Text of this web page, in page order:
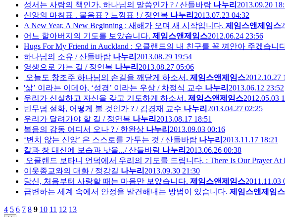
성서는 사람의 책인가, 하나님의 말씀인가 ? / 산들바람 나누리 2013.09.20
신앙의 마침표 . 물음표 ? 느낌표 ! / 정연복 나누리 2013.07.23 04:32
A New Year, A New Beginning : 새해가 오며 새 시작입니다. 제임스앤제임스
어느 할아버지의 기도를 보았습니다. 제임스앤제임스2012.06.24 23:56
Hugs For My Friend in Auckland : 오클랜드의 내 친구를 꼭 껴안아 주겠습니
하나님의 소유 / 산들바람 나누리 2013.08.29 19:54
영생으로 가는 길 / 정연복 나누리 2013.08.27 05:06
오늘도 창조주 하나님의 손길을 깨닫게 하소서. 제임스앤제임스2012.10.27
'삶’ 이라는 이데아, ‘성경’ 이라는 우상 / 차정식 교수 나누리 2013.06.12 23:52
우리가 신실하고 자신을 갖고 기도하게 하소서. 제임스앤제임스2012.05.03
빈무덤 설화, 어떻게 볼 것인가 ? / 김경재 교수 나누리 2013.04.27 02:25
우리가 달려가야 할 길 / 정연복 나누리 2013.08.17 18:51
복음의 감동 어디서 오나 ? / 한완상 나누리 2013.09.03 00:16
‘변치 않는 신앙’ 은 스스로를 가두는 것 / 산들바람 나누리 2013.11.17 18:21
칼과 창 대신에 보습과 낫을.../ 산들바람 나누리 2013.06.26 00:38
오클랜드 보타니 언덕에서 우리의 기도를 드립니다. : There Is Our Prayer At
이웃종교와의 대화 / 정강길 나누리 2013.09.30 21:30
당신, 처음부터 사랑할 때는 마음만 보았습니다. 제임스앤제임스2011.11.03
급변하는 세계 속에서 안정을 발견해내는 방법이 있습니다. 제임스앤제임스
4 5 6 7 8 9 10 11 12 13